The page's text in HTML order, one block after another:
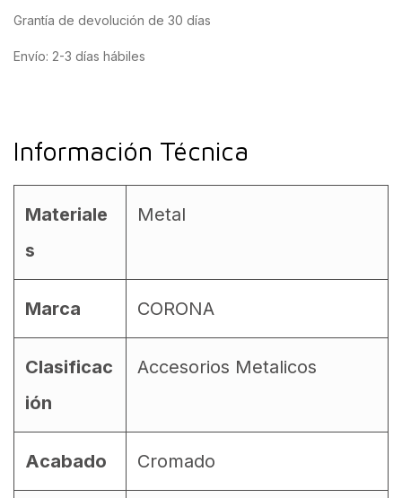
Grantía de devolución de 30 días
Envío: 2-3 días hábiles
Información Técnica
Materiale
s
Metal
Marca CORONA
Clasificac
ión
Accesorios Metalicos
Acabado Cromado